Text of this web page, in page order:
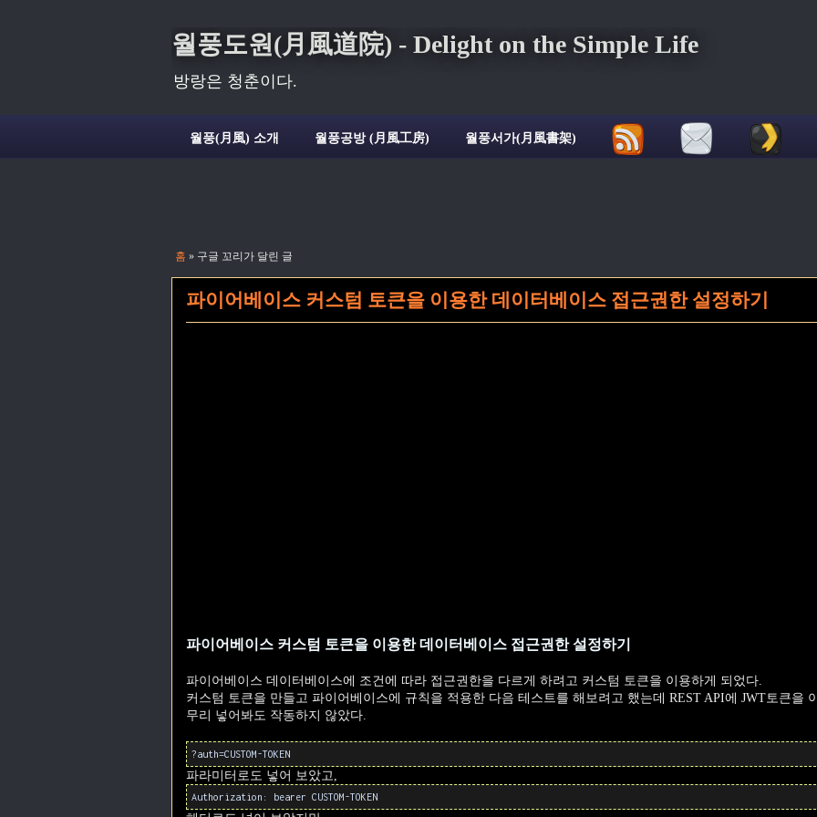
월풍도원(月風道院) - Delight on the Simple Life
방랑은 청춘이다.
월풍(月風) 소개 월풍공방 (月風工房) 월풍서가(月風書架)
홈 » 구글 꼬리가 달린 글
파이어베이스 커스텀 토큰을 이용한 데이터베이스 접근권한 설정하기
파이어베이스 커스텀 토큰을 이용한 데이터베이스 접근권한 설정하기
파이어베이스 데이터베이스에 조건에 따라 접근권한을 다르게 하려고 커스텀 토큰을 이용하게 되었다.
커스텀 토큰을 만들고 파이어베이스에 규칙을 적용한 다음 테스트를 해보려고 했는데 REST API에 JWT토큰을
무리 넣어봐도 작동하지 않았다.
?auth=CUSTOM-TOKEN
파라미터로도 넣어 보았고,
Authorization: bearer CUSTOM-TOKEN